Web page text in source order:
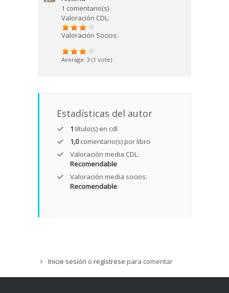
1 comentario(s)
Valoración CDL:
Valoración Socios:
Average: 3 (1 vote)
Estadísticas del autor
1 título(s) en cdl
1,0comentario(s) por libro
Valoración media CDL:
Recomendable
Valoración media socios:
Recomendable
Inicie sesión o regístrese para comentar